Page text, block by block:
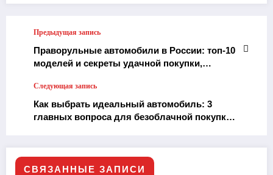
Предыдущая запись
Праворульные автомобили в России: топ-10
моделей и секреты удачной покупки,
Следующая запись
Как выбрать идеальный автомобиль: 3
главных вопроса для безоблачной покупки
СВЯЗАННЫЕ ЗАПИСИ